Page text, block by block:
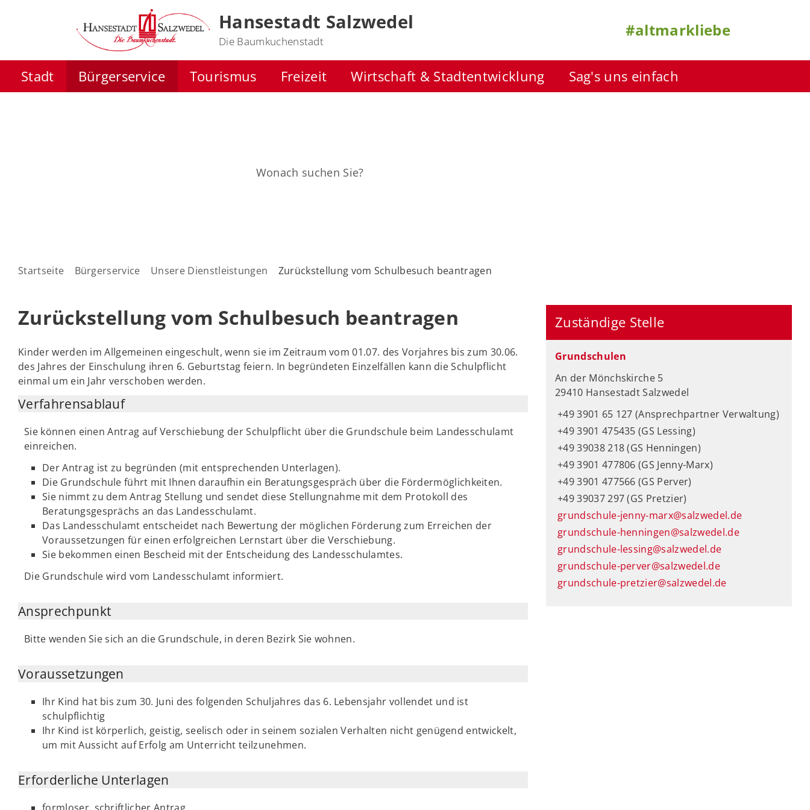
Hansestadt Salzwedel
Die Baumkuchenstadt
#altmarkliebe
Stadt Bürgerservice Tourismus Freizeit Wirtschaft & Stadtentwicklung Sag's uns einfach
Startseite Bürgerservice Unsere Dienstleistungen Zurückstellung vom Schulbesuch beantragen
Zurückstellung vom Schulbesuch beantragen
Kinder werden im Allgemeinen eingeschult, wenn sie im Zeitraum vom 01.07. des Vorjahres bis zum 30.06.
des Jahres der Einschulung ihren 6. Geburtstag feiern. In begründeten Einzelfällen kann die Schulpflicht
einmal um ein Jahr verschoben werden.
Verfahrensablauf
Sie können einen Antrag auf Verschiebung der Schulpflicht über die Grundschule beim Landesschulamt
einreichen.
Der Antrag ist zu begründen (mit entsprechenden Unterlagen).
Die Grundschule führt mit Ihnen daraufhin ein Beratungsgespräch über die Fördermöglichkeiten.
Sie nimmt zu dem Antrag Stellung und sendet diese Stellungnahme mit dem Protokoll des
Beratungsgesprächs an das Landesschulamt.
Das Landesschulamt entscheidet nach Bewertung der möglichen Förderung zum Erreichen der
Voraussetzungen für einen erfolgreichen Lernstart über die Verschiebung.
Sie bekommen einen Bescheid mit der Entscheidung des Landesschulamtes.
Die Grundschule wird vom Landesschulamt informiert.
Ansprechpunkt
Bitte wenden Sie sich an die Grundschule, in deren Bezirk Sie wohnen.
Voraussetzungen
Ihr Kind hat bis zum 30. Juni des folgenden Schuljahres das 6. Lebensjahr vollendet und ist
schulpflichtig
Ihr Kind ist körperlich, geistig, seelisch oder in seinem sozialen Verhalten nicht genügend entwickelt,
um mit Aussicht auf Erfolg am Unterricht teilzunehmen.
Erforderliche Unterlagen
Zuständige Stelle
Grundschulen
An der Mönchskirche 5
29410 Hansestadt Salzwedel
+49 3901 65 127 (Ansprechpartner Verwaltung)
+49 3901 475435 (GS Lessing)
+49 39038 218 (GS Henningen)
+49 3901 477806 (GS Jenny-Marx)
+49 3901 477566 (GS Perver)
+49 39037 297 (GS Pretzier)
grundschule-jenny-marx@salzwedel.de
grundschule-henningen@salzwedel.de
grundschule-lessing@salzwedel.de
grundschule-perver@salzwedel.de
grundschule-pretzier@salzwedel.de